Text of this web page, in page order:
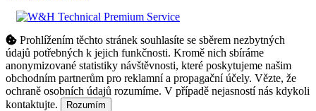
Prohlížením těchto stránek souhlasíte se sběrem nezbytných
údajů potřebných k jejich funkčnosti. Kromě nich sbíráme
anonymizované statistiky návštěvnosti, které poskytujeme našim
obchodním partnerům pro reklamní a propagační účely. Vězte, že
ochraně osobních údajů rozumíme. V případě nejasností nás kdykoli
kontaktujte.
Rozumím